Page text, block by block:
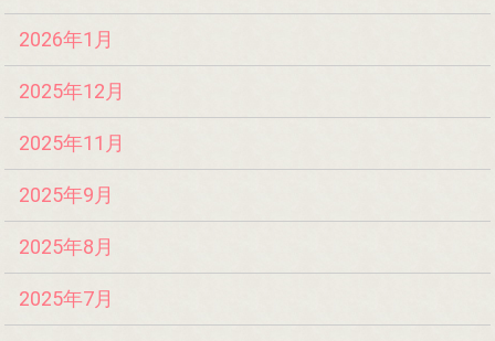
2026年1月
2025年12月
2025年11月
2025年9月
2025年8月
2025年7月